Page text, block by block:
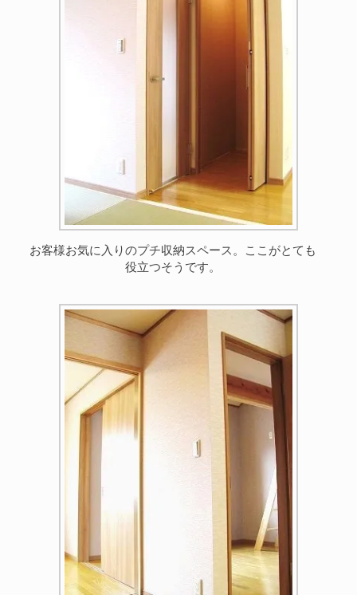
お客様お気に入りのプチ収納スペース。ここがとても
役立つそうです。